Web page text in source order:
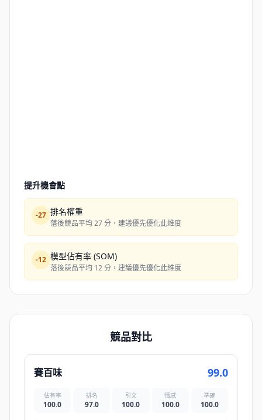
提升機會點
-27 排名權重
落後競品平均 27 分，建議優先優化此維度
-12 模型佔有率 (SOM)
落後競品平均 12 分，建議優先優化此維度
競品對比
賽百味 99.0
佔有率
100.0
排名
97.0
引文
100.0
情感
100.0
準確
100.0